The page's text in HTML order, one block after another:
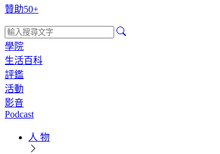
贊助50+
學院
生活百科
評鑑
活動
影音
Podcast
人 物